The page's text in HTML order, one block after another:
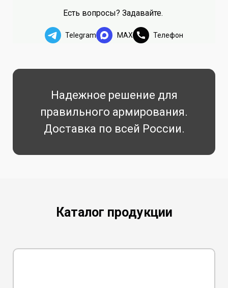
Есть вопросы? Задавайте.
Telegram MAX Телефон
Надежное решение для
правильного армирования.
Доставка по всей России.
Каталог продукции